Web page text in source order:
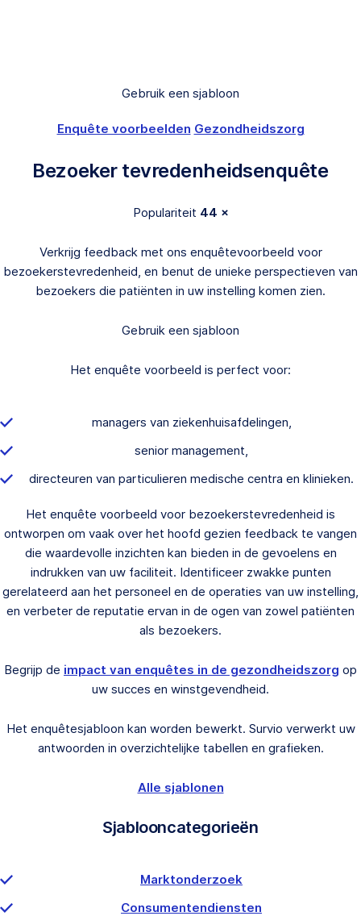
Gebruik een sjabloon
Enquête voorbeelden Gezondheidszorg
Bezoeker tevredenheidsenquête
Populariteit 44 ×
Verkrijg feedback met ons enquêtevoorbeeld voor
bezoekerstevredenheid, en benut de unieke perspectieven van
bezoekers die patiënten in uw instelling komen zien.
Gebruik een sjabloon
Het enquête voorbeeld is perfect voor:
managers van ziekenhuisafdelingen,
senior management,
directeuren van particulieren medische centra en klinieken.
Het enquête voorbeeld voor bezoekerstevredenheid is
ontworpen om vaak over het hoofd gezien feedback te vangen
die waardevolle inzichten kan bieden in de gevoelens en
indrukken van uw faciliteit. Identificeer zwakke punten
gerelateerd aan het personeel en de operaties van uw instelling,
en verbeter de reputatie ervan in de ogen van zowel patiënten
als bezoekers.
Begrijp de impact van enquêtes in de gezondheidszorg op
uw succes en winstgevendheid.
Het enquêtesjabloon kan worden bewerkt. Survio verwerkt uw
antwoorden in overzichtelijke tabellen en grafieken.
Alle sjablonen
Sjablooncategorieën
Marktonderzoek
Consumentendiensten